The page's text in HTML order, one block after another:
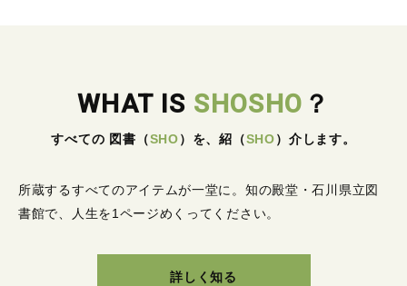
WHAT IS SHOSHO ？
すべての 図書 （SHO） を、紹 （SHO） 介します。
所蔵するすべてのアイテムが一堂に。 知の殿堂・石川県立図
書館で、人生を1ページめくってください。
詳しく知る